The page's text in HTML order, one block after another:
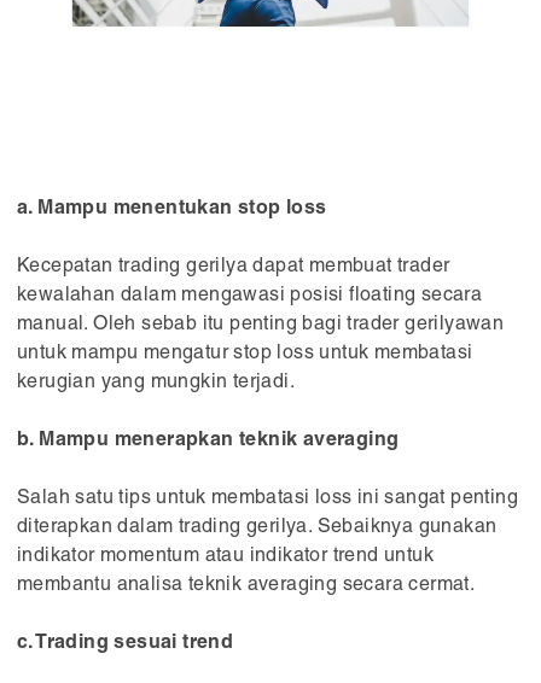
a. Mampu menentukan stop loss
Kecepatan trading gerilya dapat membuat trader
kewalahan dalam mengawasi posisi floating secara
manual. Oleh sebab itu penting bagi trader gerilyawan
untuk mampu mengatur stop loss untuk membatasi
kerugian yang mungkin terjadi.
b. Mampu menerapkan teknik averaging
Salah satu tips untuk membatasi loss ini sangat penting
diterapkan dalam trading gerilya. Sebaiknya gunakan
indikator momentum atau indikator trend untuk
membantu analisa teknik averaging secara cermat.
c. Trading sesuai trend